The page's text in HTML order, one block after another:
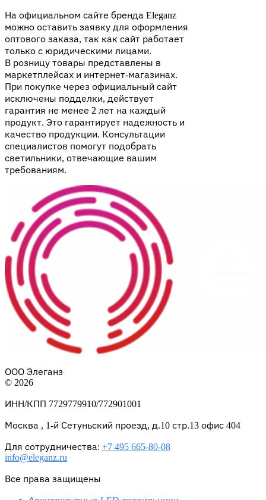
На официальном сайте бренда Eleganz
можно оставить заявку для оформления
оптового заказа, так как сайт работает
только с юридическими лицами.
В розницу товары представлены в
маркетплейсах и интернет-магазинах.
При покупке через официальный сайт
исключены подделки, действует
гарантия не менее 2 лет на каждый
продукт. Это гарантирует надежность и
качество продукции. Консультации
специалистов помогут подобрать
светильники, отвечающие вашим
требованиям.​
ООО Элеганз
© 2026
ИНН/КПП 7729779910/772901001
Москва , 1-й Сетуньский проезд, д.10 стр.13 офис 404
Для сотрудничества: +7 495 665-80-08
info@eleganz.ru
Все права защищены